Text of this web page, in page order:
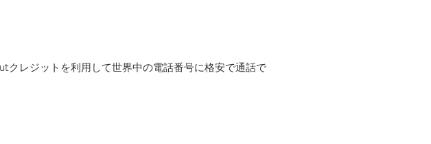
クレジットを利用して世界中の電話番号に格安で通話で